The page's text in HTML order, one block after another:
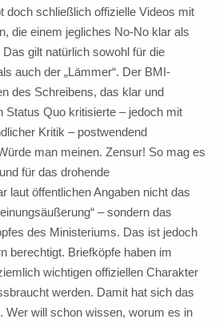
doch schließlich offizielle Videos mit
die einem jegliches No-No klar als
gilt natürlich sowohl für die
auch der „Lämmer“. Der BMI-
des Schreibens, das klar und
Status Quo kritisierte – jedoch mit
Kritik – postwendend
man meinen. Zensur! So mag es
für das drohende
laut öffentlichen Angaben nicht das
– sondern das
des Ministeriums. Das ist jedoch
berechtigt. Briefköpfe haben im
wichtigen offiziellen Charakter
werden. Damit hat sich das
Wer will schon wissen, worum es in